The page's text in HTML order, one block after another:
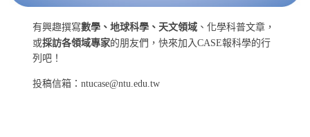
有興趣撰寫數學、地球科學、天文領域 、化學科普文章，
或採訪各領域專家的朋友們，快來加入CASE報科學的行
列吧！
投稿信箱：ntucase@ntu.edu.tw